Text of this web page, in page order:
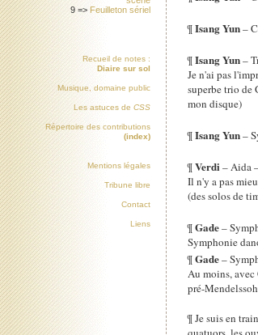
¶Isang Yun–
¶Isang Yun–
Je n'ai pas
superbe trio de
mon disque)
¶Isang Yun–
¶Verdi – Aida
Il n'y a pas
(des solos de
¶Gade–
Symphonie
¶Gade–
Au moins, avec
pré-
¶ Je suis en
9 => Feuilleton sériel
Recueil de notes :
Diaire sur sol
Musique, domaine public
Les astuces de CSS
Répertoire des contributions
(index)
Mentions légales
Tribune libre
Contact
Liens